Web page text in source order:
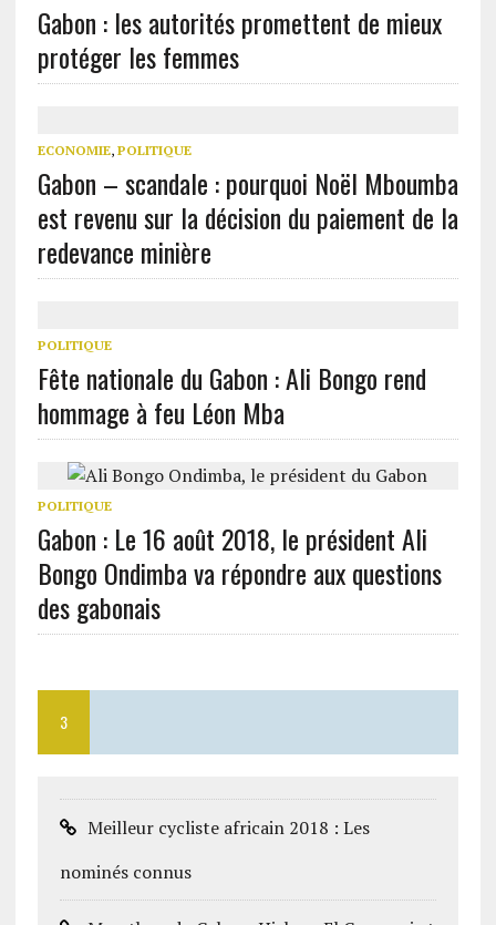
Gabon : les autorités promettent de mieux
protéger les femmes
ECONOMIE, POLITIQUE
Gabon – scandale : pourquoi Noël Mboumba
est revenu sur la décision du paiement de la
redevance minière
POLITIQUE
Fête nationale du Gabon : Ali Bongo rend
hommage à feu Léon Mba
POLITIQUE
Gabon : Le 16 août 2018, le président Ali
Bongo Ondimba va répondre aux questions
des gabonais
3
Meilleur cycliste africain 2018 : Les
nominés connus